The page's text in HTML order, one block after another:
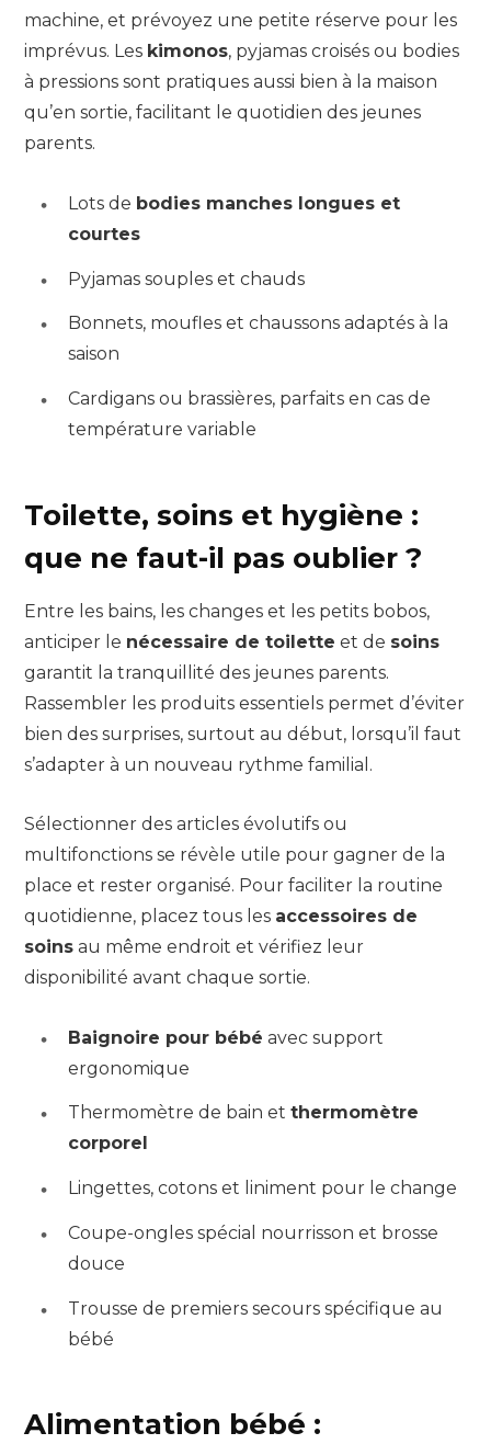
machine, et prévoyez une petite réserve pour les
imprévus. Les kimonos, pyjamas croisés ou bodies
à pressions sont pratiques aussi bien à la maison
qu’en sortie, facilitant le quotidien des jeunes
parents.
Lots de bodies manches longues et
courtes
Pyjamas souples et chauds
Bonnets, moufles et chaussons adaptés à la
saison
Cardigans ou brassières, parfaits en cas de
température variable
Toilette, soins et hygiène :
que ne faut-il pas oublier ?
Entre les bains, les changes et les petits bobos,
anticiper le nécessaire de toilette et de soins
garantit la tranquillité des jeunes parents.
Rassembler les produits essentiels permet d’éviter
bien des surprises, surtout au début, lorsqu’il faut
s’adapter à un nouveau rythme familial.
Sélectionner des articles évolutifs ou
multifonctions se révèle utile pour gagner de la
place et rester organisé. Pour faciliter la routine
quotidienne, placez tous les accessoires de
soins au même endroit et vérifiez leur
disponibilité avant chaque sortie.
Baignoire pour bébé avec support
ergonomique
Thermomètre de bain et thermomètre
corporel
Lingettes, cotons et liniment pour le change
Coupe-ongles spécial nourrisson et brosse
douce
Trousse de premiers secours spécifique au
bébé
Alimentation bébé :